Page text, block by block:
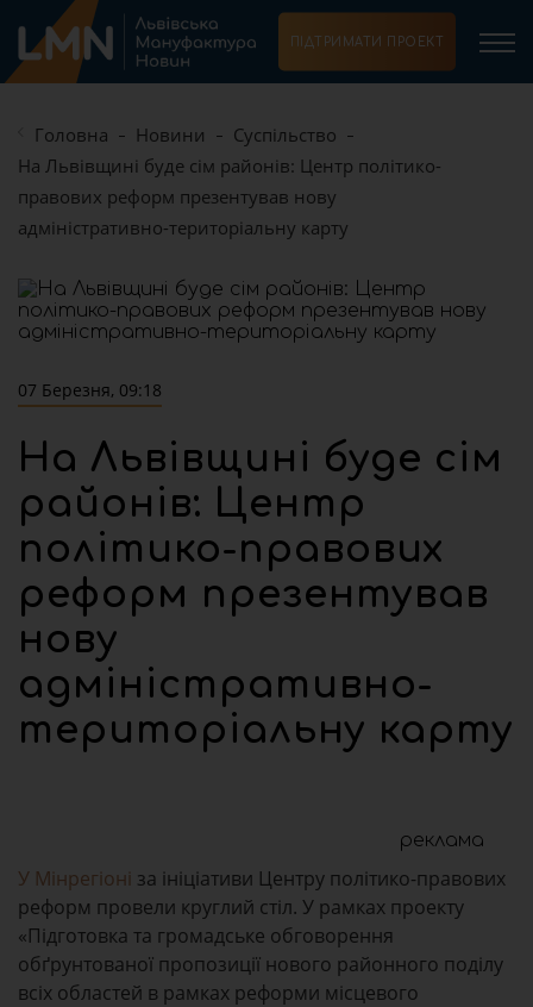
ПІДТРИМАТИ ПРОЕКТ
Головна Новини
Суспільство
На Львівщині буде сім районів: Центр політико-
правових реформ презентував нову
адміністративно-територіальну карту
07 Березня, 09:18
На Львівщині буде сім
районів: Центр
політико-правових
реформ презентував
нову
адміністративно-
територіальну карту
реклама
У Мінрегіоні за ініціативи Центру політико-правових
реформ провели круглий стіл. У рамках проекту
«Підготовка та громадське обговорення
обґрунтованої пропозиції нового районного поділу
всіх областей в рамках реформи місцевого